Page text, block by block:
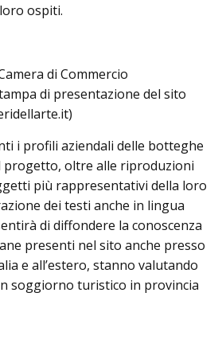
ospiti.
di Commercio
di presentazione del sito
i profili aziendali delle botteghe
progetto, oltre alle riproduzioni
più rappresentativi della loro
dei testi anche in lingua
di diffondere la conoscenza
presenti nel sito anche presso
e all’estero, stanno valutando
soggiorno turistico in provincia